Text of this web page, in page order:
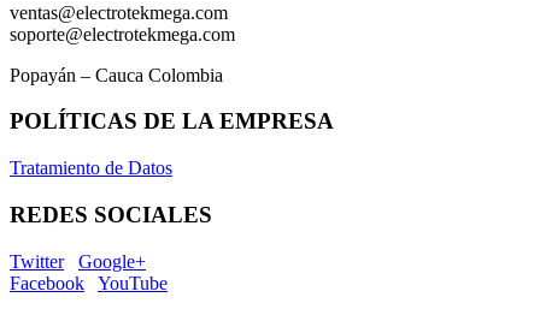
ventas@electrotekmega.com
soporte@electrotekmega.com
Popayán – Cauca Colombia
POLÍTICAS DE LA EMPRESA
Tratamiento de Datos
REDES SOCIALES
Twitter
Google+
Facebook
YouTube